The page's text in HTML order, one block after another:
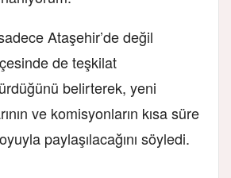
Ataşehir’de değil
de teşkilat
belirterek, yeni
ve komisyonların kısa süre
paylaşılacağını söyledi.